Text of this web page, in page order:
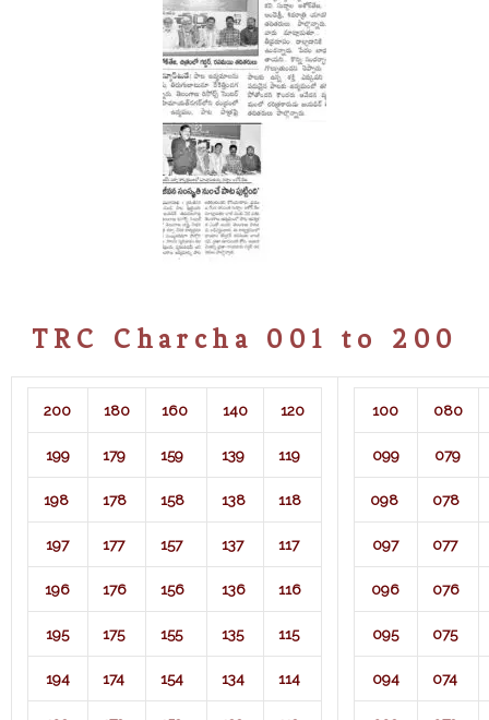
TRC Charcha 001 to 200
200 180 160 140 120
199 179 159 139 119
198 178 158 138 118
197 177 157 137 117
196 176 156 136 116
195 175 155 135 115
194 174 154 134 114
100 080
099 079
098 078
097 077
096 076
095 075
094 074